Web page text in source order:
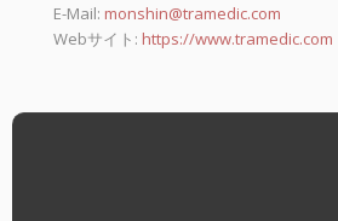
E-Mail: monshin@tramedic.com
Webサイト: https://www.tramedic.com